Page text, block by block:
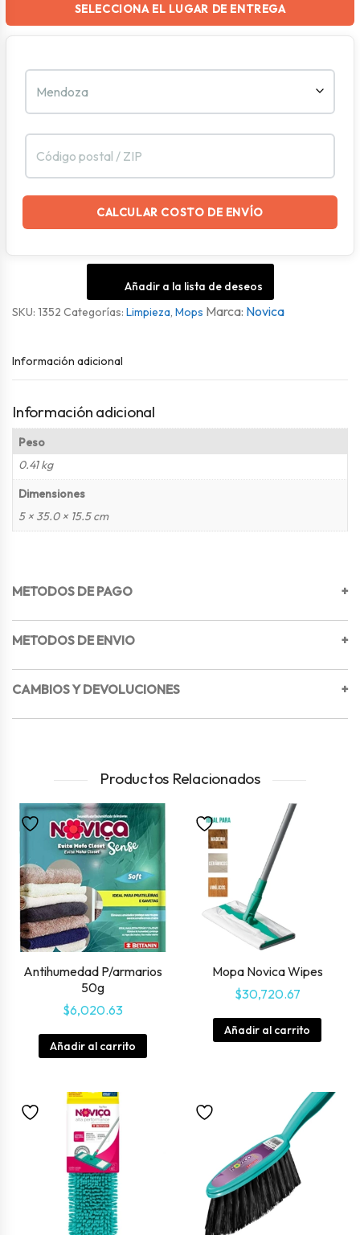
SELECCIONA EL LUGAR DE ENTREGA
CALCULAR COSTO DE ENVÍO
Añadir a la lista de deseos
SKU: 1352 Categorías: Limpieza, Mops Novica
Información adicional
Información adicional
Peso
0.41 kg
Dimensiones
5 × 35.0 × 15.5 cm
METODOS DE PAGO +
METODOS DE ENVIO +
CAMBIOS Y DEVOLUCIONES +
Productos Relacionados
Antihumedad P/armarios
50g
$6,020.63
Añadir al carrito
Mopa Novica Wipes
$30,720.67
Añadir al carrito